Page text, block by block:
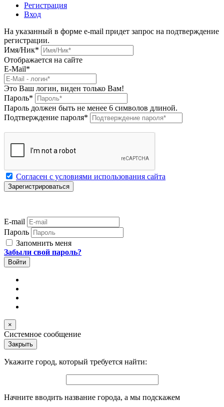
Регистрация
Вход
На указанный в форме e-mail придет запрос на подтверждение
регистрации.
Имя/Ник*
Отображается на сайте
E-Mail*
Это Ваш логин, виден только Вам!
Пароль*
Пароль должен быть не менее 6 символов длиной.
Подтверждение пароля*
Согласен с условиями использования сайта
E-mail
Пароль
Запомнить меня
Забыли свой пароль?
×
Системное сообщение
Закрыть
Укажите город, который требуется найти:
Начните вводить название города, а мы подскажем